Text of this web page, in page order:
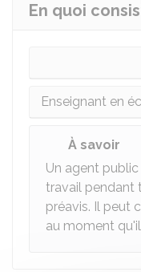
En quoi
Enseignant en
À savoir
Un agent
travail pendant
préavis. Il peut
au moment